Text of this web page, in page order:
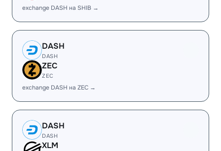
exchange DASH на SHIB →
DASH
DASH
ZEC
ZEC
exchange DASH на ZEC →
DASH
DASH
XLM